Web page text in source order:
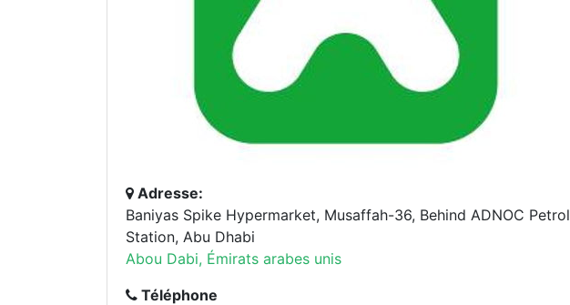
Adresse:
Baniyas Spike Hypermarket, Musaffah-36, Behind ADNOC Petrol
Station, Abu Dhabi
Abou Dabi, Émirats arabes unis
Téléphone